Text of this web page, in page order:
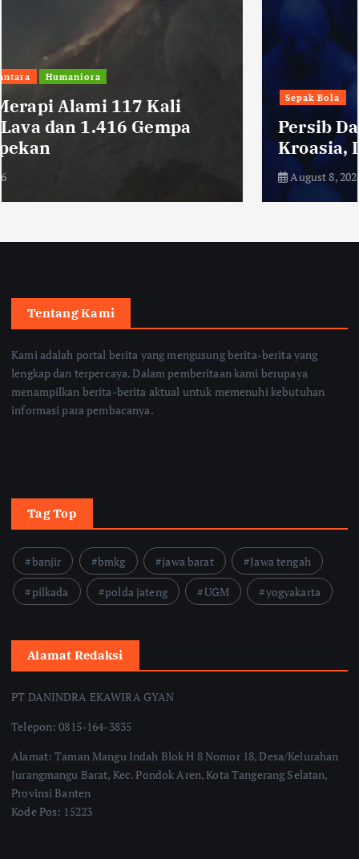
Sepak Bola
Persib Datangkan Bek Tengah Asal
Kroasia, Danijel Loncar
Tentang Kami
Kami adalah portal berita yang mengusung berita-berita yang
lengkap dan terpercaya. Dalam pemberitaan kami berupaya
menampilkan berita-berita aktual untuk memenuhi kebutuhan
informasi para pembacanya.
Tag Top
banjir bmkg jawa barat
Jawa tengah
pilkada
polda jateng UGM yogyakarta
Alamat Redaksi
PT DANINDRA EKAWIRA GYAN
Telepon: 0815-164-3835
Alamat: Taman Mangu Indah Blok H 8 Nomor 18, Desa/Kelurahan
Jurangmangu Barat, Kec. Pondok Aren, Kota Tangerang Selatan,
Provinsi Banten
Kode Pos: 15223